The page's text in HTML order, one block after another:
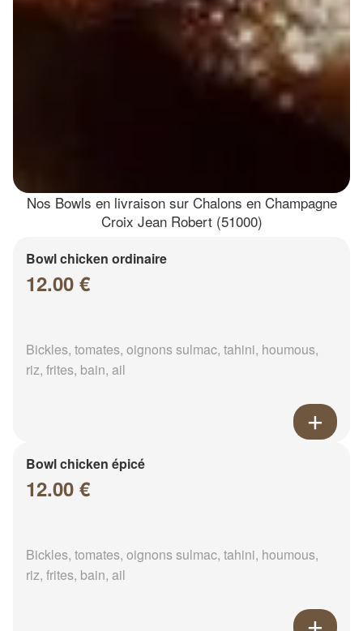
Nos Bowls en livraison sur Chalons en Champagne
Croix Jean Robert (51000)
Bowl chicken ordinaire
12.00 €
Bickles, tomates, oignons sulmac, tahini, houmous,
riz, frites, bain, ail
Bowl chicken épicé
12.00 €
Bickles, tomates, oignons sulmac, tahini, houmous,
riz, frites, bain, ail